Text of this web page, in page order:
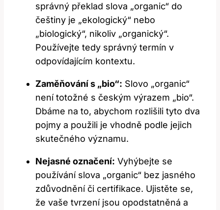
správný překlad slova „organic“ do
češtiny je „ekologický“ nebo
„biologický“, nikoliv „organický“.
Používejte tedy správný termín v
odpovídajícím kontextu.
Zaměňování s „bio“: Slovo „organic“
není totožné s českým výrazem „bio“.
Dbáme na to, abychom rozlišili tyto dva
pojmy a použili je vhodně podle jejich
skutečného významu.
Nejasné označení: Vyhýbejte se
používání slova „organic“ bez jasného
zdůvodnění či certifikace. Ujistěte se,
že vaše tvrzení jsou opodstatněná a